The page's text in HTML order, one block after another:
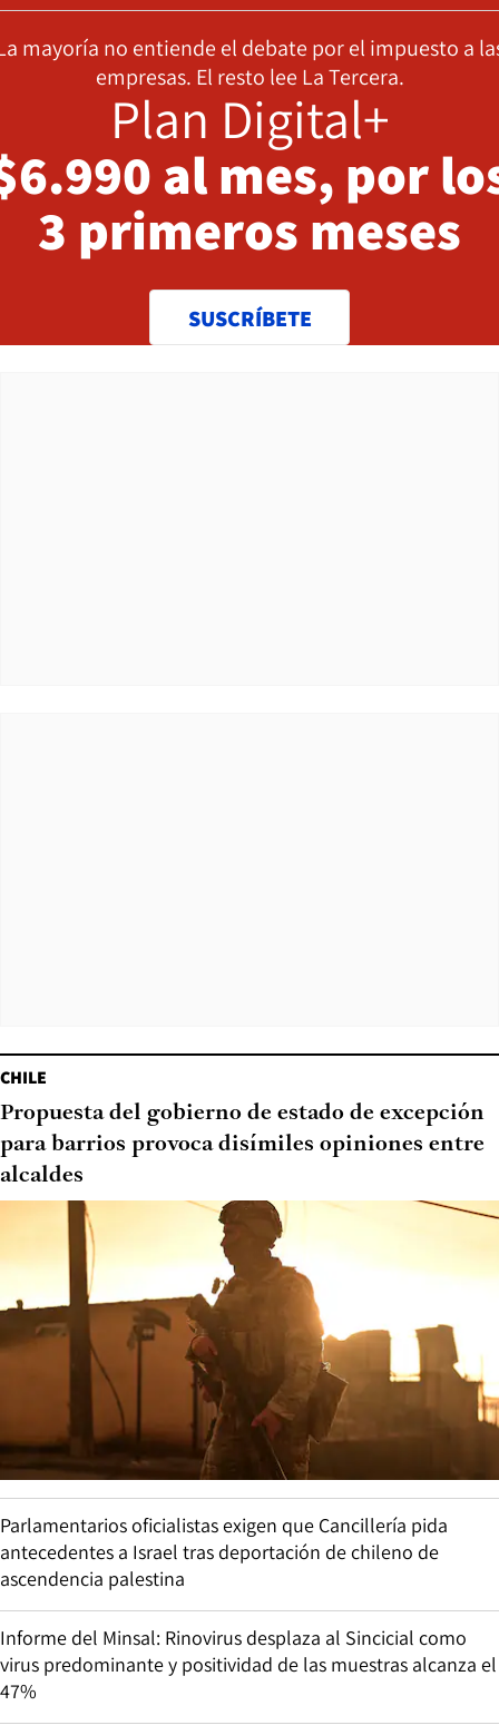
mayoría no entiende el debate por el impuesto a
empresas. El resto lee La Tercera.
Plan Digital+
al mes, por
3 primeros meses
SUSCRÍBETE
CHILE
Propuesta del gobierno de estado de excepción
para barrios provoca disímiles opiniones entre
alcaldes
Parlamentarios oficialistas exigen que Cancillería pida
antecedentes a Israel tras deportación de chileno de
ascendencia palestina
Informe del Minsal: Rinovirus desplaza al Sincicial como
virus predominante y positividad de las muestras alcanza el
47%